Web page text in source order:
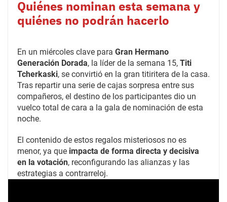
Quiénes nominan esta semana y
quiénes no podrán hacerlo
En un miércoles clave para Gran Hermano
Generación Dorada, la líder de la semana 15, Titi
Tcherkaski, se convirtió en la gran titiritera de la casa.
Tras repartir una serie de cajas sorpresa entre sus
compañeros, el destino de los participantes dio un
vuelco total de cara a la gala de nominación de esta
noche.
El contenido de estos regalos misteriosos no es
menor, ya que impacta de forma directa y decisiva
en la votación, reconfigurando las alianzas y las
estrategias a contrarreloj.